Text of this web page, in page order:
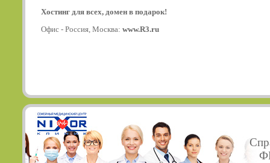
Хостинг для всех, домен в подарок!
Офис - Россия, Москва: www.R3.ru